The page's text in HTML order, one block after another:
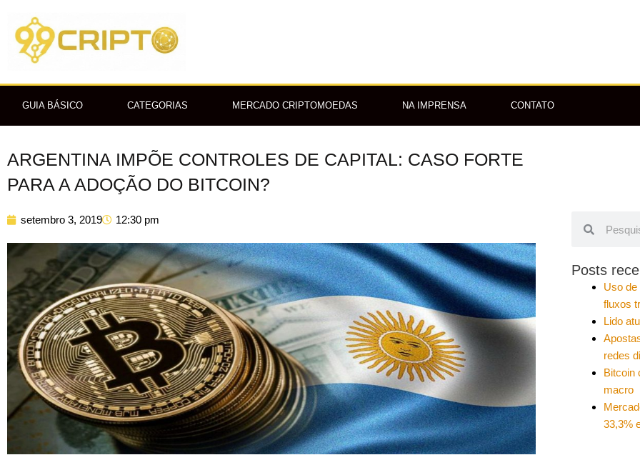
para
conteúdo
GUIA BÁSICO CATEGORIAS MERCADO CRIPTOMOEDAS NA IMPRENSA CONTATO
ARGENTINA IMPÕE CONTROLES DE CAPITAL: CASO FORTE
PARA A ADOÇÃO DO BITCOIN?
setembro 3, 2019 12:30 pm
Posts
Uso de
fluxos
Lido
redes
Bitcoin
macro
33,3%